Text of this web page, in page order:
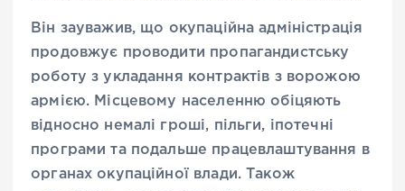
Він зауважив, що окупаційна адміністрація
продовжує проводити пропагандистську
роботу з укладання контрактів з ворожою
армією. Місцевому населенню обіцяють
відносно немалі гроші, пільги, іпотечні
програми та подальше працевлаштування в
органах окупаційної влади. Також